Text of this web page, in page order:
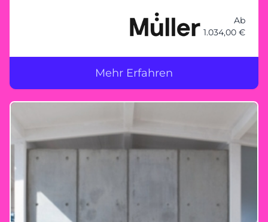
Ab
1.034,00 €
Mehr Erfahren